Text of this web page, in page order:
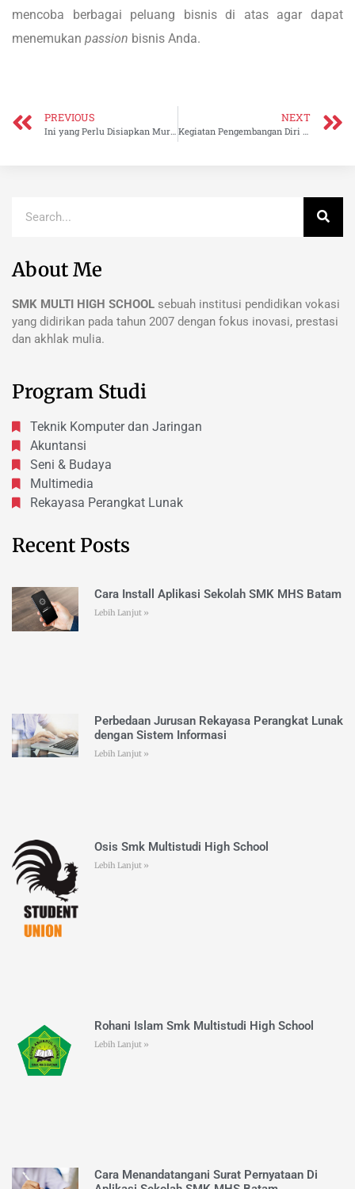
mencoba berbagai peluang bisnis di atas agar dapat
menemukan passion bisnis Anda.
PREVIOUS NEXT
About Me
SMK MULTI HIGH SCHOOL sebuah institusi pendidikan vokasi
yang didirikan pada tahun 2007 dengan fokus inovasi, prestasi
dan akhlak mulia.
Program Studi
Teknik Komputer dan Jaringan
Akuntansi
Seni & Budaya
Multimedia
Rekayasa Perangkat Lunak
Recent Posts
Cara Install Aplikasi Sekolah SMK MHS Batam
Lebih Lanjut »
Perbedaan Jurusan Rekayasa Perangkat Lunak
dengan Sistem Informasi
Lebih Lanjut »
Osis Smk Multistudi High School
Lebih Lanjut »
Rohani Islam Smk Multistudi High School
Lebih Lanjut »
Cara Menandatangani Surat Pernyataan Di